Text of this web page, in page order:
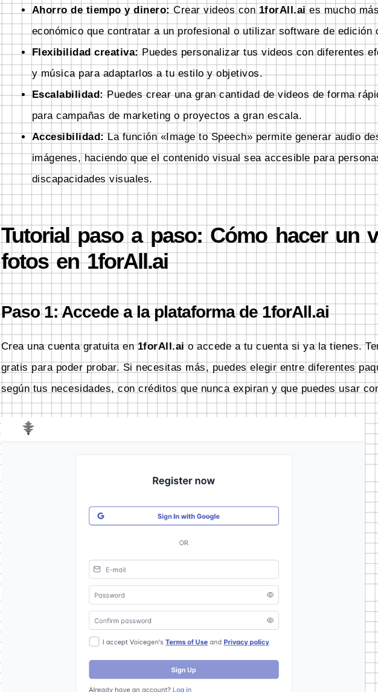
Ahorro de tiempo y dinero: Crear videos con 1forAll.ai es mucho
económico que contratar a un profesional o utilizar software de edición
Flexibilidad creativa:Puedes personalizar tus videos con diferentes
y música para adaptarlos a tu estilo y objetivos.
Escalabilidad:Puedes crear una gran cantidad de videos de forma
para campañas de marketing o proyectos a gran escala.
Accesibilidad:La función «Image to Speech» permite generar audio
imágenes, haciendo que el contenido visual sea accesible para
discapacidades visuales.
Tutorial paso a paso: Cómo hacer un
fotos en 1forAll.ai
Paso 1: Accede a la plataforma de 1forAll.ai
Crea una cuenta gratuita en1forAll.aio accede a tu cuenta si ya la tienes.
gratis para poder probar. Si necesitas más, puedes elegir entre diferentes
según tus necesidades, con créditos que nunca expiran y que puedes usar